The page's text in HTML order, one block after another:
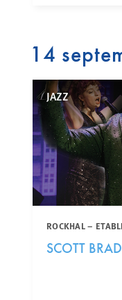
14
JAZZ
ROCKHAL –
SCOTT